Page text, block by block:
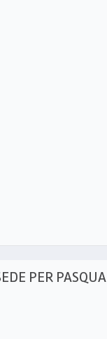
PER PASQUA